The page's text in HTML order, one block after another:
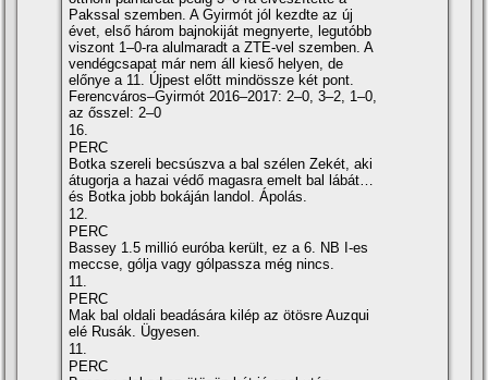
Pakssal szemben. A Gyirmót jól kezdte az új
évet, első három bajnokiját megnyerte, legutóbb
viszont 1–0-ra alulmaradt a ZTE-vel szemben. A
vendégcsapat már nem áll kieső helyen, de
előnye a 11. Újpest előtt mindössze két pont.
Ferencváros–Gyirmót 2016–2017: 2–0, 3–2, 1–0,
az ősszel: 2–0
16.
PERC
Botka szereli becsúszva a bal szélen Zekét, aki
átugorja a hazai védő magasra emelt bal lábát…
és Botka jobb bokáján landol. Ápolás.
12.
PERC
Bassey 1.5 millió euróba került, ez a 6. NB I-es
meccse, gólja vagy gólpassza még nincs.
11.
PERC
Mak bal oldali beadására kilép az ötösre Auzqui
elé Rusák. Ügyesen.
11.
PERC